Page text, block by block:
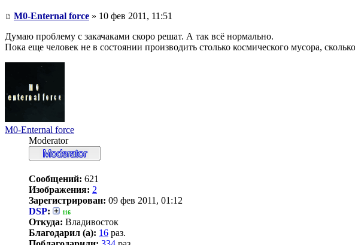
M0-Enternal force » 10 фев 2011, 11:51
Думаю проблему с закачаками скоро решат. А так всё нормально.
Пока еще человек не в состоянии производить столько космического мусора,
M0-Enternal force
Moderator
Сообщений: 621
Изображения: 2
Зарегистрирован: 09 фев 2011, 01:12
DSP: 116
Откуда: Владивосток
Благодарил (а): 16 раз.